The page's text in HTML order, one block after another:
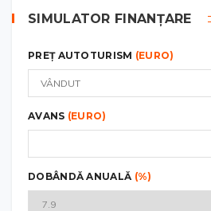
SIMULATOR FINANȚARE
PREȚ AUTOTURISM (EURO)
AVANS (EURO)
DOBÂNDĂ ANUALĂ (%)